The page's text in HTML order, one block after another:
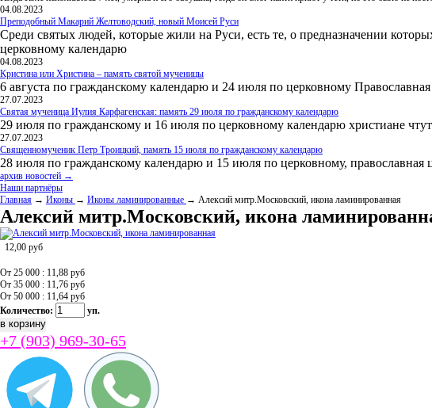
04.08.2023
Преподобный Макарий Желтоводский, новый Моисей Руси
Среди святых людей, которые жили на Руси, есть те, о предназначении
церковному календарю
04.08.2023
Кристина или Христина – память святой мученицы
6 августа по гражданскому календарю и 24 июля по церковному
27.07.2023
Святая мученица Иулия Карфагенская: память 29 июля по гражданскому календарю
29 июля по гражданскому и 16 июля по церковному календарю христиане
27.07.2023
Священномученик Петр Троицкий, память 15 июля по гражданскому календарю
28 июля по гражданскому календарю и 15 июля по церковному, православная
архив новостей →
Наши партнёры
Главная → Иконы → Иконы ламинированные → Алексий митр.Московский, икона ламинированная
Алексий митр.Московский, икона
12,00 руб
От 25 000 : 11,88 руб
От 35 000 : 11,76 руб
От 50 000 : 11,64 руб
Количество:
уп.
+7 (903) 969-30-65